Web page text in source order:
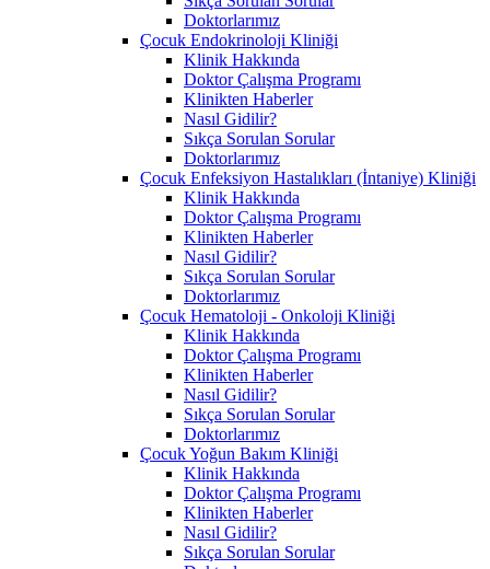
Doktorlarımız
Çocuk Endokrinoloji Kliniği
Klinik Hakkında
Doktor Çalışma Programı
Klinikten Haberler
Nasıl Gidilir?
Sıkça Sorulan Sorular
Doktorlarımız
Çocuk Enfeksiyon Hastalıkları (İntaniye) Kliniği
Klinik Hakkında
Doktor Çalışma Programı
Klinikten Haberler
Nasıl Gidilir?
Sıkça Sorulan Sorular
Doktorlarımız
Çocuk Hematoloji - Onkoloji Kliniği
Klinik Hakkında
Doktor Çalışma Programı
Klinikten Haberler
Nasıl Gidilir?
Sıkça Sorulan Sorular
Doktorlarımız
Çocuk Yoğun Bakım Kliniği
Klinik Hakkında
Doktor Çalışma Programı
Klinikten Haberler
Nasıl Gidilir?
Sıkça Sorulan Sorular